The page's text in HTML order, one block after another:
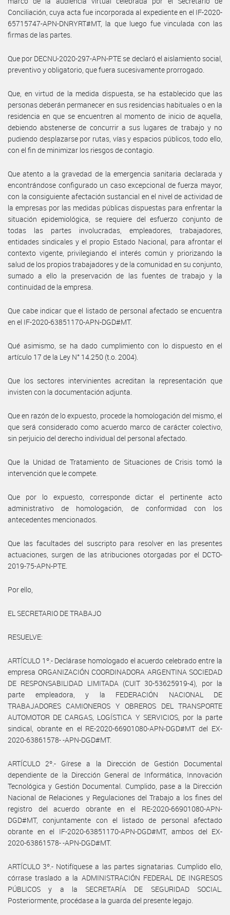
Conciliación, cuya acta fue incorporada al expediente en el IF-2020-
65715747-APN-DNRYRT#MT, la que luego fue vinculada con las
firmas de las partes.
Que por DECNU-2020-297-APN-PTE se declaró el aislamiento social,
preventivo y obligatorio, que fuera sucesivamente prorrogado.
Que, en virtud de la medida dispuesta, se ha establecido que las
personas deberán permanecer en sus residencias habituales o en la
residencia en que se encuentren al momento de inicio de aquella,
debiendo abstenerse de concurrir a sus lugares de trabajo y no
pudiendo desplazarse por rutas, vías y espacios públicos, todo ello,
con el fin de minimizar los riesgos de contagio.
Que atento a la gravedad de la emergencia sanitaria declarada y
encontrándose configurado un caso excepcional de fuerza mayor,
con la consiguiente afectación sustancial en el nivel de actividad de
la empresas por las medidas públicas dispuestas para enfrentar la
situación epidemiológica, se requiere del esfuerzo conjunto de
todas las partes involucradas, empleadores, trabajadores,
entidades sindicales y el propio Estado Nacional, para afrontar el
contexto vigente, privilegiando el interés común y priorizando la
salud de los propios trabajadores y de la comunidad en su conjunto,
sumado a ello la preservación de las fuentes de trabajo y la
continuidad de la empresa.
Que cabe indicar que el listado de personal afectado se encuentra
en el IF-2020-63851170-APN-DGD#MT.
Qué asimismo, se ha dado cumplimiento con lo dispuesto en el
artículo 17 de la Ley N° 14.250 (t.o. 2004).
Que los sectores intervinientes acreditan la representación que
invisten con la documentación adjunta.
Que en razón de lo expuesto, procede la homologación del mismo, el
que será considerado como acuerdo marco de carácter colectivo,
sin perjuicio del derecho individual del personal afectado.
Que la Unidad de Tratamiento de Situaciones de Crisis tomó la
intervención que le compete.
Que por lo expuesto, corresponde dictar el pertinente acto
administrativo de homologación, de conformidad con los
antecedentes mencionados.
Que las facultades del suscripto para resolver en las presentes
actuaciones, surgen de las atribuciones otorgadas por el DCTO-
2019-75-APN-PTE.
Por ello,
EL SECRETARIO DE TRABAJO
RESUELVE:
ARTÍCULO 1º.- Declárase homologado el acuerdo celebrado entre la
empresa ORGANIZACIÓN COORDINADORA ARGENTINA SOCIEDAD
DE RESPONSABILIDAD LIMITADA (CUIT 30-53625919-4), por la
parte empleadora, y la FEDERACIÓN NACIONAL DE
TRABAJADORES CAMIONEROS Y OBREROS DEL TRANSPORTE
AUTOMOTOR DE CARGAS, LOGÍSTICA Y SERVICIOS, por la parte
sindical, obrante en el RE-2020-66901080-APN-DGD#MT del EX-
2020-63861578- -APN-DGD#MT.
ARTÍCULO 2º.- Gírese a la Dirección de Gestión Documental
dependiente de la Dirección General de Informática, Innovación
Tecnológica y Gestión Documental. Cumplido, pase a la Dirección
Nacional de Relaciones y Regulaciones del Trabajo a los fines del
registro del acuerdo obrante en el RE-2020-66901080-APN-
DGD#MT, conjuntamente con el listado de personal afectado
obrante en el IF-2020-63851170-APN-DGD#MT, ambos del EX-
2020-63861578- -APN-DGD#MT.
ARTÍCULO 3º.- Notifíquese a las partes signatarias. Cumplido ello,
córrase traslado a la ADMINISTRACIÓN FEDERAL DE INGRESOS
PÚBLICOS y a la SECRETARÍA DE SEGURIDAD SOCIAL.
Posteriormente, procédase a la guarda del presente legajo.